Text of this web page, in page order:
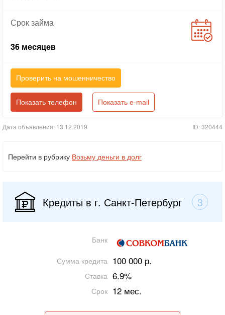
Срокзайма
36 месяцев
Проверить на мошенничество
Показать телефон Показать e-mail
Дата объявления: 13.12.2019 ID: 320444
Перейти в рубрику Возьму деньги в долг
Кредиты в г. Санкт-Петербург 3
Банк
Сумма кредита 100 000 р.
Ставка 6.9%
Срок 12 мес.